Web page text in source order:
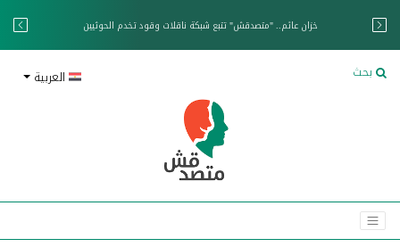
خزان عائم.. "متصدقش" تتبع شبكة ناقلات وقود تخدم الحوثيين
بحث العربية